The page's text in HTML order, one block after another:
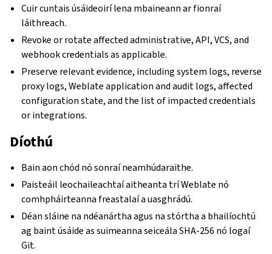
Cuir cuntais úsáideoirí lena mbaineann ar fionraí
láithreach.
Revoke or rotate affected administrative, API, VCS, and
webhook credentials as applicable.
Preserve relevant evidence, including system logs, reverse
proxy logs, Weblate application and audit logs, affected
configuration state, and the list of impacted credentials
or integrations.
Díothú
Bain aon chód nó sonraí neamhúdaraithe.
Paisteáil leochaileachtaí aitheanta trí Weblate nó
comhpháirteanna freastalaí a uasghrádú.
Déan sláine na ndéanártha agus na stórtha a bhailíochtú
ag baint úsáide as suimeanna seiceála SHA-256 nó logaí
Git.